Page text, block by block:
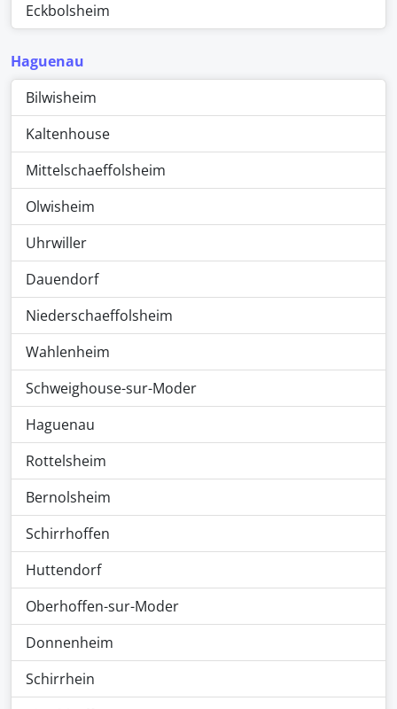
Eckbolsheim
Haguenau
Bilwisheim
Kaltenhouse
Mittelschaeffolsheim
Olwisheim
Uhrwiller
Dauendorf
Niederschaeffolsheim
Wahlenheim
Schweighouse-sur-Moder
Haguenau
Rottelsheim
Bernolsheim
Schirrhoffen
Huttendorf
Oberhoffen-sur-Moder
Donnenheim
Schirrhein